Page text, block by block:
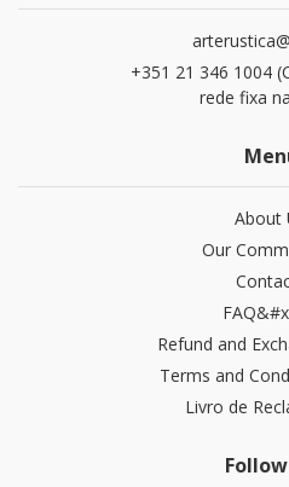
+351 21 346 1004
rede fixa
About
Our
Refund and
Terms and
Livro de